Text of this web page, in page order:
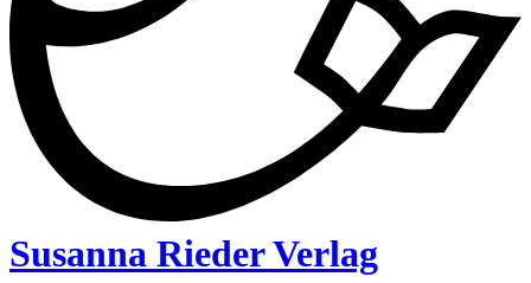
Susanna Rieder Verlag